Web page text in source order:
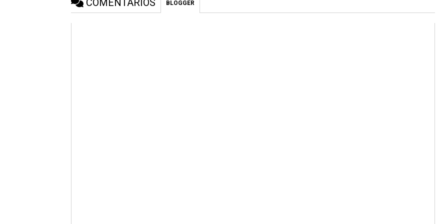
COMENTÁRIOS BLOGGER